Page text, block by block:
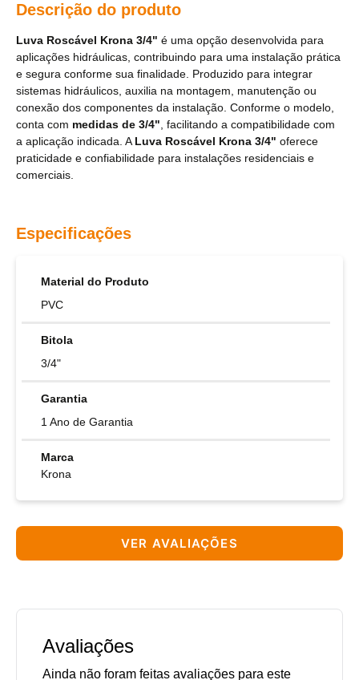
Descrição do produto
Luva Roscável Krona 3/4" é uma opção desenvolvida para
aplicações hidráulicas, contribuindo para uma instalação prática
e segura conforme sua finalidade. Produzido para integrar
sistemas hidráulicos, auxilia na montagem, manutenção ou
conexão dos componentes da instalação. Conforme o modelo,
conta com medidas de 3/4" , facilitando a compatibilidade com
a aplicação indicada. A Luva Roscável Krona 3/4" oferece
praticidade e confiabilidade para instalações residenciais e
comerciais.
Especificações
Material do Produto
PVC
Bitola
3/4"
Garantia
1 Ano de Garantia
Marca
Krona
VER AVALIAÇÕES
Avaliações